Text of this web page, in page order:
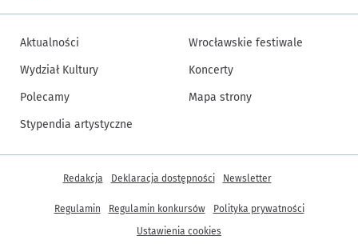
Aktualności
Wydział Kultury
Polecamy
Stypendia artystyczne
Wrocławskie festiwale
Koncerty
Mapa strony
Inne informacje
Redakcja Deklaracja dostępności Newsletter
Regulamin Regulamin konkursów
Polityka prywatności
Ustawienia cookies